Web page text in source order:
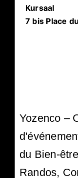
Kursaal
7 bis Place
Yozenco –
du Bien-
Randos,